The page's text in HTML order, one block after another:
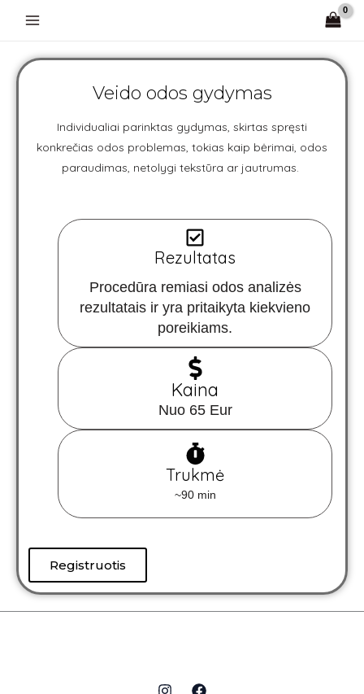
Veido odos gydymas
Individualiai parinktas gydymas, skirtas spręsti
konkrečias odos problemas, tokias kaip bėrimai, odos
paraudimas, netolygi tekstūra ar jautrumas.
Rezultatas
Procedūra remiasi odos analizės
rezultatais ir yra pritaikyta kiekvieno
poreikiams.
Kaina
Nuo 65 Eur
Trukmė
~90 min
Registruotis